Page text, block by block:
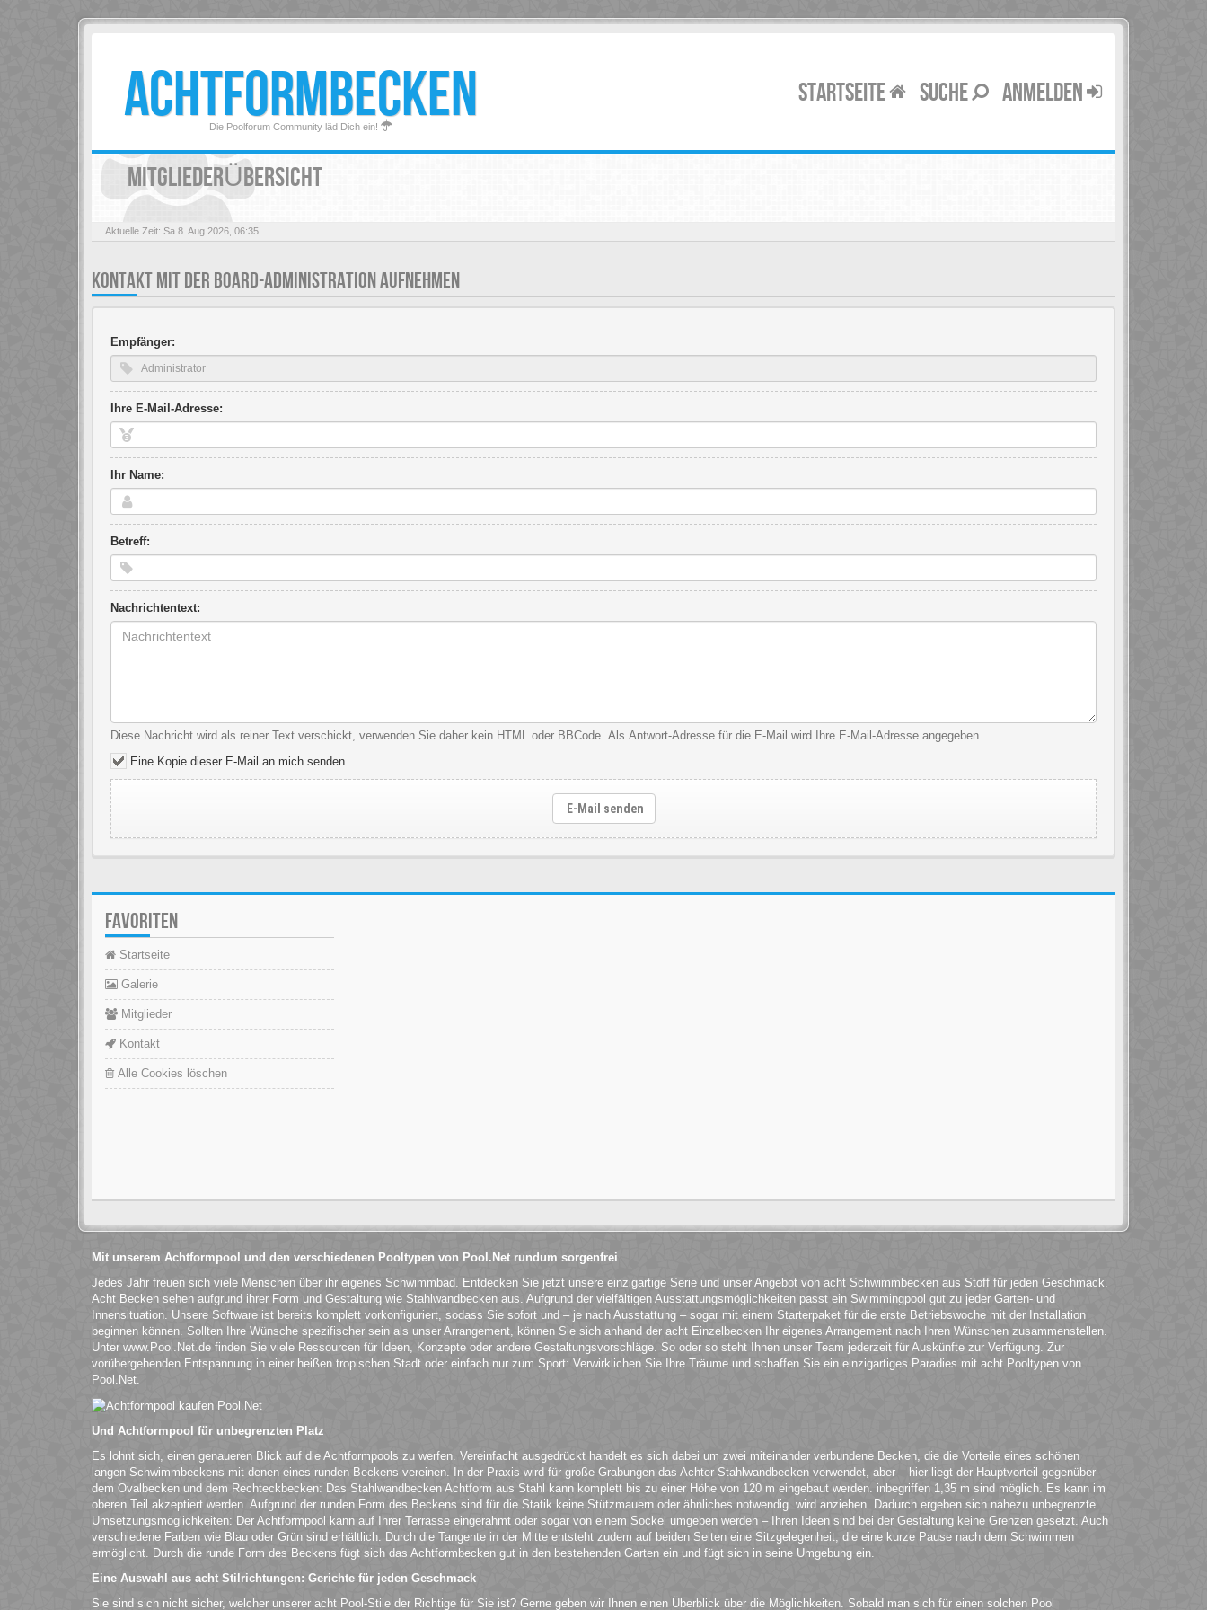
ACHTFORMBECKEN
Die Poolforum Community läd Dich ein!
STARTSEITE SUCHE ANMELDEN
MITGLIEDERÜBERSICHT
Aktuelle Zeit: Sa 8. Aug 2026, 06:35
KONTAKT MIT DER BOARD-ADMINISTRATION AUFNEHMEN
Empfänger:
Ihre E-Mail-Adresse:
Ihr Name:
Betreff:
Nachrichtentext:
Diese Nachricht wird als reiner Text verschickt, verwenden Sie daher kein HTML oder BBCode. Als Antwort-Adresse für die E-Mail wird Ihre E-Mail-Adresse angegeben.
Eine Kopie dieser E-Mail an mich senden.
E-Mail senden
FAVORITEN
Startseite
Galerie
Mitglieder
Kontakt
Alle Cookies löschen
Mit unserem Achtformpool und den verschiedenen Pooltypen von Pool.Net rundum sorgenfrei
Jedes Jahr freuen sich viele Menschen über ihr eigenes Schwimmbad. Entdecken Sie jetzt unsere einzigartige Serie und unser Angebot von acht Schwimmbecken aus Stoff für jeden Geschmack.
Acht Becken sehen aufgrund ihrer Form und Gestaltung wie Stahlwandbecken aus. Aufgrund der vielfältigen Ausstattungsmöglichkeiten passt ein Swimmingpool gut zu jeder Garten- und
Innensituation. Unsere Software ist bereits komplett vorkonfiguriert, sodass Sie sofort und – je nach Ausstattung – sogar mit einem Starterpaket für die erste Betriebswoche mit der Installation
beginnen können. Sollten Ihre Wünsche spezifischer sein als unser Arrangement, können Sie sich anhand der acht Einzelbecken Ihr eigenes Arrangement nach Ihren Wünschen zusammenstellen.
Unter www.Pool.Net.de finden Sie viele Ressourcen für Ideen, Konzepte oder andere Gestaltungsvorschläge. So oder so steht Ihnen unser Team jederzeit für Auskünfte zur Verfügung. Zur
vorübergehenden Entspannung in einer heißen tropischen Stadt oder einfach nur zum Sport: Verwirklichen Sie Ihre Träume und schaffen Sie ein einzigartiges Paradies mit acht Pooltypen von
Pool.Net.
Und Achtformpool für unbegrenzten Platz
Es lohnt sich, einen genaueren Blick auf die Achtformpools zu werfen. Vereinfacht ausgedrückt handelt es sich dabei um zwei miteinander verbundene Becken, die die Vorteile eines schönen
langen Schwimmbeckens mit denen eines runden Beckens vereinen. In der Praxis wird für große Grabungen das Achter-Stahlwandbecken verwendet, aber – hier liegt der Hauptvorteil gegenüber
dem Ovalbecken und dem Rechteckbecken: Das Stahlwandbecken Achtform aus Stahl kann komplett bis zu einer Höhe von 120 m eingebaut werden. inbegriffen 1,35 m sind möglich. Es kann im
oberen Teil akzeptiert werden. Aufgrund der runden Form des Beckens sind für die Statik keine Stützmauern oder ähnliches notwendig. wird anziehen. Dadurch ergeben sich nahezu unbegrenzte
Umsetzungsmöglichkeiten: Der Achtformpool kann auf Ihrer Terrasse eingerahmt oder sogar von einem Sockel umgeben werden – Ihren Ideen sind bei der Gestaltung keine Grenzen gesetzt. Auch
verschiedene Farben wie Blau oder Grün sind erhältlich. Durch die Tangente in der Mitte entsteht zudem auf beiden Seiten eine Sitzgelegenheit, die eine kurze Pause nach dem Schwimmen
ermöglicht. Durch die runde Form des Beckens fügt sich das Achtformbecken gut in den bestehenden Garten ein und fügt sich in seine Umgebung ein.
Eine Auswahl aus acht Stilrichtungen: Gerichte für jeden Geschmack
Sie sind sich nicht sicher, welcher unserer acht Pool-Stile der Richtige für Sie ist? Gerne geben wir Ihnen einen Überblick über die Möglichkeiten. Sobald man sich für einen solchen Pool